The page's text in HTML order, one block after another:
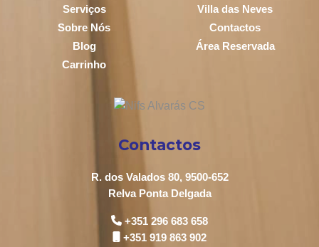
Serviços
Villa das Neves
Sobre Nós
Contactos
Blog
Área Reservada
Carrinho
Contactos
R. dos Valados 80, 9500-652
Relva Ponta Delgada
+351 296 683 658
+351 919 863 902